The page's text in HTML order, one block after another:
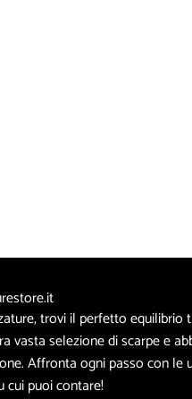
trovi il perfetto
vasta selezione di scarpe e
Affronta ogni passo con le
cui puoi contare!